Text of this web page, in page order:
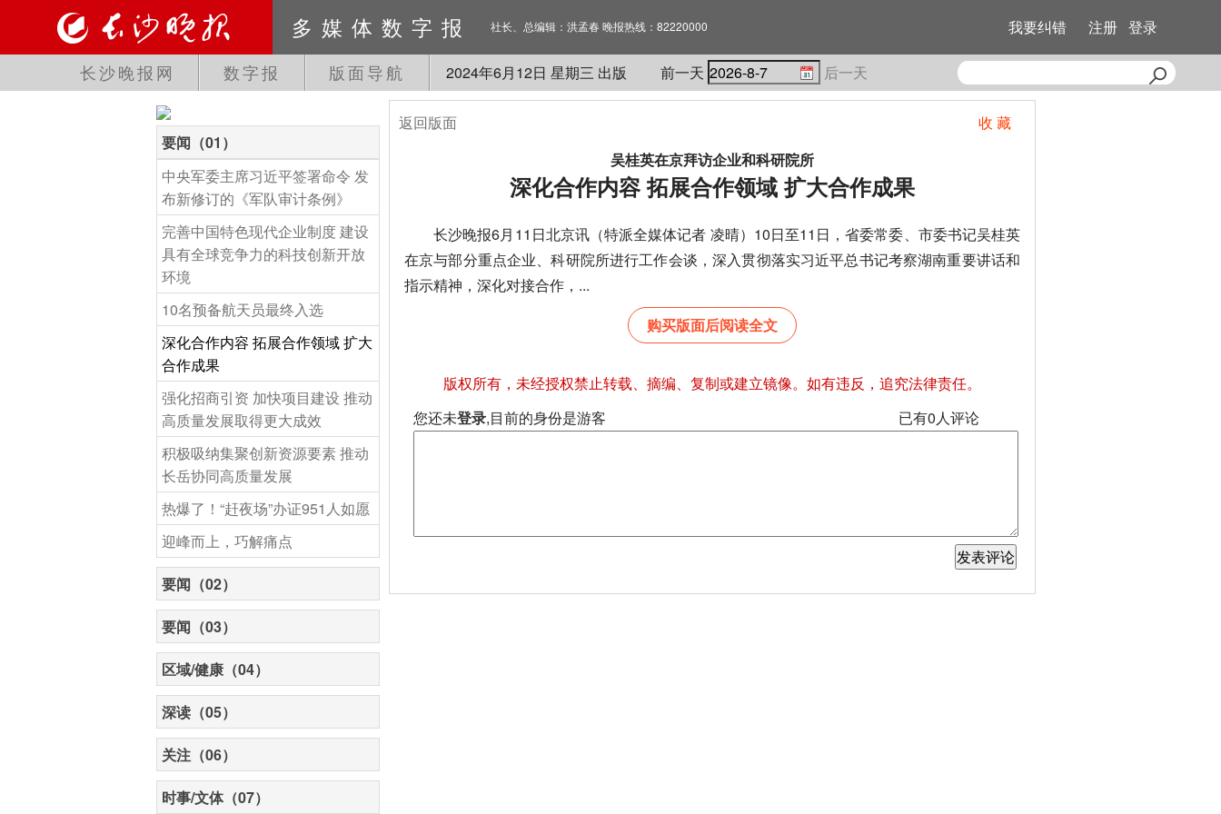
多媒体数字报 社长、总编辑：洪孟春 晚报热线：82220000 我要纠错 注册 登录
长沙晚报网 数字报 版面导航 2024年6月12日 星期三 出版 前一天 后一天
要闻（01）
中央军委主席习近平签署命令 发
布新修订的《军队审计条例》
完善中国特色现代企业制度 建设
具有全球竞争力的科技创新开放
环境
10名预备航天员最终入选
深化合作内容 拓展合作领域 扩大
合作成果
强化招商引资 加快项目建设 推动
高质量发展取得更大成效
积极吸纳集聚创新资源要素 推动
长岳协同高质量发展
热爆了！“赶夜场”办证951人如愿
迎峰而上，巧解痛点
要闻（02）
要闻（03）
区域/健康（04）
深读（05）
关注（06）
时事/文体（07）
返回版面
收 藏
吴桂英在京拜访企业和科研院所
深化合作内容 拓展合作领域 扩大合作成果
长沙晚报6月11日北京讯（特派全媒体记者 凌晴）10日至11日，省委常委、市委书记吴桂英
在京与部分重点企业、科研院所进行工作会谈，深入贯彻落实习近平总书记考察湖南重要讲话和
指示精神，深化对接合作，...
购买版面后阅读全文
版权所有，未经授权禁止转载、摘编、复制或建立镜像。如有违反，追究法律责任。
您还未登录,目前的身份是游客 已有0人评论